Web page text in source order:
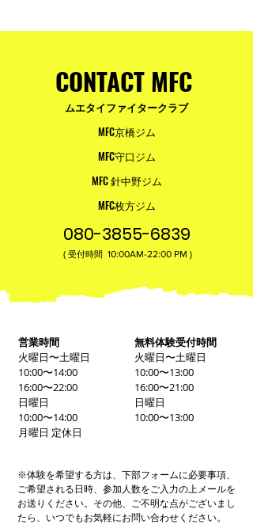
CONTACT MFC
ムエタイファイタークラブ
MFC京橋ジム
MFC守口ジム
MFC 針中野ジム
MFC枚方ジム
080-3855-6839
( 受付時間 10:00AM-22:00​ PM )
営業時間
火曜日〜土曜日
10:00〜14:00
16:00〜22:00
日曜日
10:00〜14:00
月曜日 定休日
無料体験受付時間
火曜日〜土曜日
10:00〜13:00
16:00〜21:00
日曜日
10:00〜13:00
※体験を希望する方は、下部フォームに必要事項、
ご希望される日時、参加人数をご入力の上メールを
お送りください。その他、ご不明な点がございまし
たら、いつでもお気軽にお問い合わせください。